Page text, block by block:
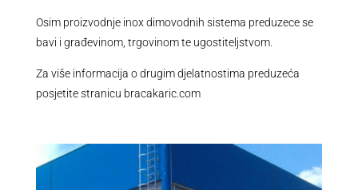
Osim proizvodnje inox dimovodnih sistema preduzece se
bavi i građevinom, trgovinom te ugostiteljstvom.
Za više informacija o drugim djelatnostima preduzeća
posjetite stranicu bracakaric.com